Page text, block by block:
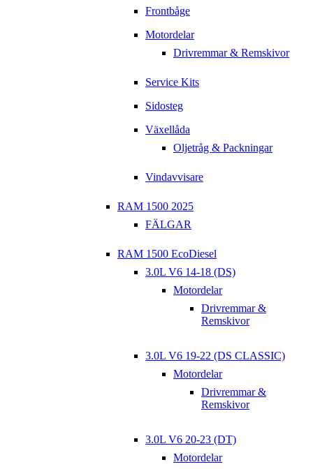
Frontbåge
Motordelar
Drivremmar & Remskivor
Service Kits
Sidosteg
Växellåda
Oljetråg & Packningar
Vindavvisare
RAM 1500 2025
FÄLGAR
RAM 1500 EcoDiesel
3.0L V6 14-18 (DS)
Motordelar
Drivremmar &
Remskivor
3.0L V6 19-22 (DS CLASSIC)
Motordelar
Drivremmar &
Remskivor
3.0L V6 20-23 (DT)
Motordelar